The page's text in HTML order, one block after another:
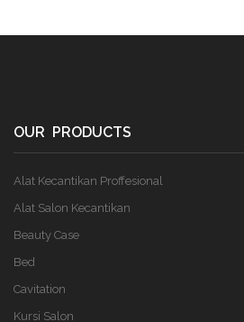
OUR PRODUCTS
Alat Kecantikan Proffesional
Alat Salon Kecantikan
Beauty Case
Bed
Cavitation
Kursi Salon